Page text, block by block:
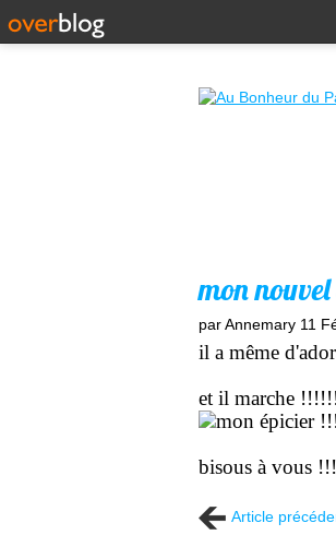
mon
par Annemary 11
il a même
et il marche
bisous à vous
Article